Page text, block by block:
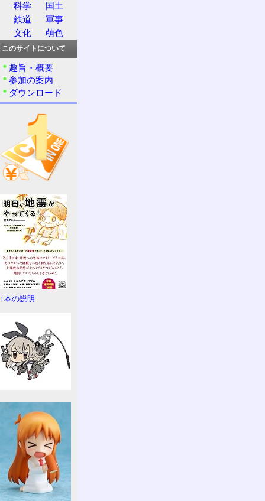
科学
国土
鉄道
軍事
文化
萌色
このサイトについて
趣旨・概要
参加の案内
ダウンロード
↑本の説明